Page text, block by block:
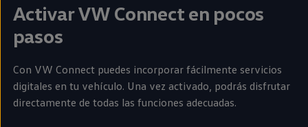
Activar VW Connect en pocos
pasos
Con VW Connectpuedes incorporar fácilmente servicios
digitales en tu vehículo. Una vez activado, podrás disfrutar
directamente de todas las funciones adecuadas.